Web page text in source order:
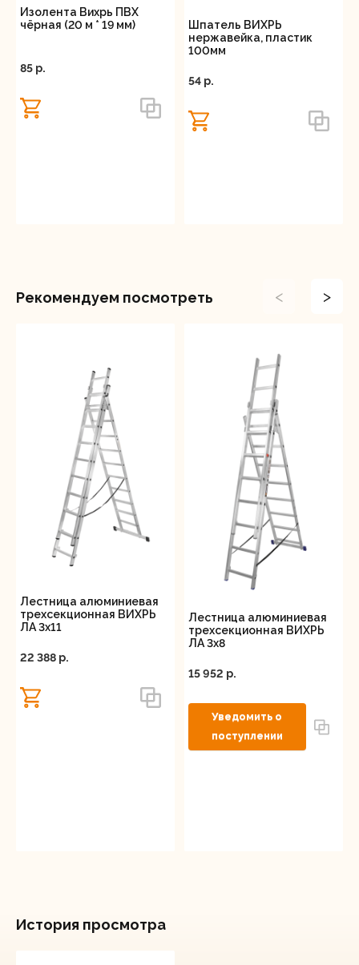
Изолента Вихрь ПВХ
чёрная (20 м * 19 мм)
85 p.
Шпатель ВИХРЬ
нержавейка, пластик
100мм
54 p.
Рекомендуем посмотреть < >
Лестница алюминиевая
трехсекционная ВИХРЬ
ЛА 3х11
22 388 p.
Лестница алюминиевая
трехсекционная ВИХРЬ
ЛА 3х8
15 952 p.
История просмотра